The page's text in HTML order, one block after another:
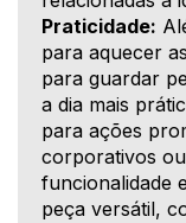
Praticidade:
para aquecer
para guardar
a dia mais
para ações
corporativos
funcionalidade
peça versátil,